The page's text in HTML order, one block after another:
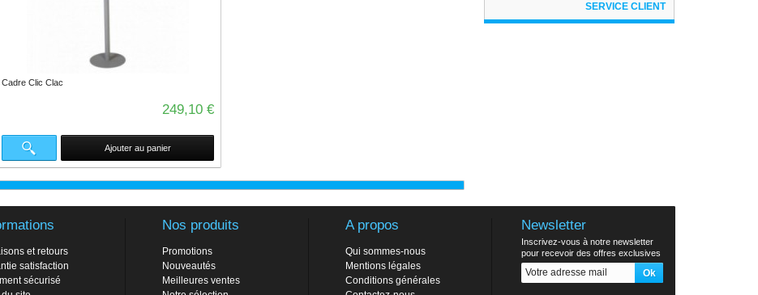
Cadre Clic Clac
249,10 €
Ajouter au panier
SERVICE CLIENT
et retours
satisfaction
sécurisé
Nos produits
Promotions
Nouveautés
Meilleures ventes
A propos
Qui sommes-nous
Mentions légales
Conditions générales
Newsletter
Inscrivez-vous à notre newsletter
pour recevoir des offres exclusives